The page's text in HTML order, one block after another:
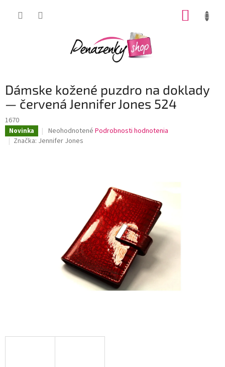
Dámske kožené puzdro na doklady
— červená Jennifer Jones 524
1670
Novinka
Priemerné
hodnotenie
Neohodnotené Podrobnosti hodnotenia
Značka: Jennifer Jones